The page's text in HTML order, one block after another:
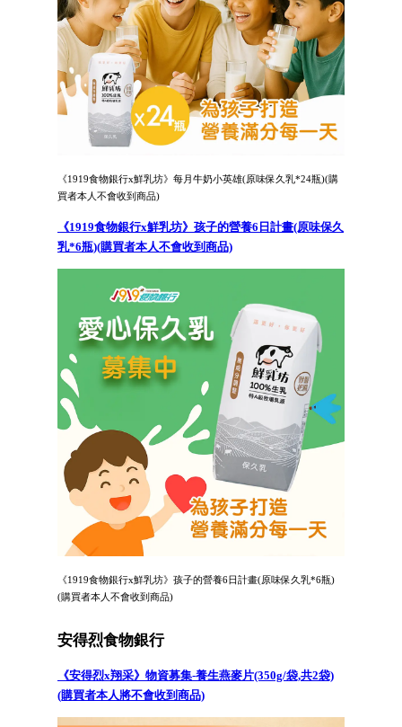
《1919食物銀行x鮮乳坊》每月牛奶小英雄(原味保久乳*24瓶)(購
買者本人不會收到商品)
《1919食物銀行x鮮乳坊》孩子的營養6日計畫(原味保久
乳*6瓶)(購買者本人不會收到商品)
《1919食物銀行x鮮乳坊》孩子的營養6日計畫(原味保久乳*6瓶)
(購買者本人不會收到商品)
安得烈食物銀行
《安得烈x翔采》物資募集-養生燕麥片(350g/袋,共2袋)
(購買者本人將不會收到商品)